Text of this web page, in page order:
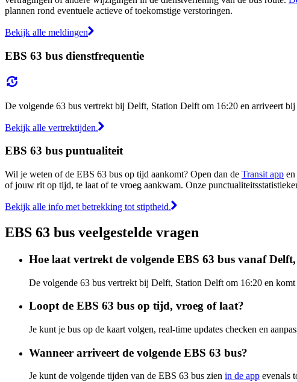
plannen rond eventuele actieve of toekomstige verstoringen.
Bekijk alle meldingen
EBS 63 bus dienstfrequentie
De volgende 63 bus vertrekt bij Delft, Station Delft om 16:20 en arriveert
Bekijk alle vertrektijden.
EBS 63 bus puntualiteit
Wil je weten of de EBS 63 bus op tijd aankomt? Open dan de Transit app
of jouw rit op tijd, te laat of te vroeg aankwam. Onze
Bekijk alle info met betrekking tot stiptheid.
EBS 63 bus veelgestelde vragen
Hoe laat vertrekt de volgende EBS 63 bus vanaf
De volgende 63 bus vertrekt bij Delft, Station Delft om 16:20 en
Loopt de EBS 63 bus op tijd, vroeg of laat?
Je kunt je bus op de kaart volgen, real-time updates checken en
Wanneer arriveert de volgende EBS 63 bus?
Je kunt de volgende tijden van de EBS 63 bus zien in de app evenals